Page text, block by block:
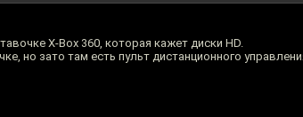
X-Box 360, которая кажет диски HD.
но зато там есть пульт дистанционного